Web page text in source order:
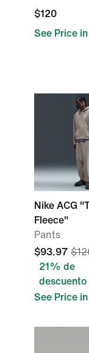
$120
See Price
Nike ACG
Fleece"
Pants
$93.97
21% de
descuento
See Price